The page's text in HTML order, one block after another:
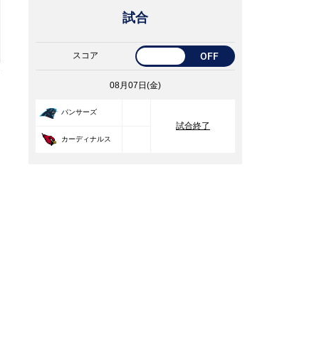
試合
スコア OFF
08月07日(金)
パンサーズ
試合終了
カーディナルス